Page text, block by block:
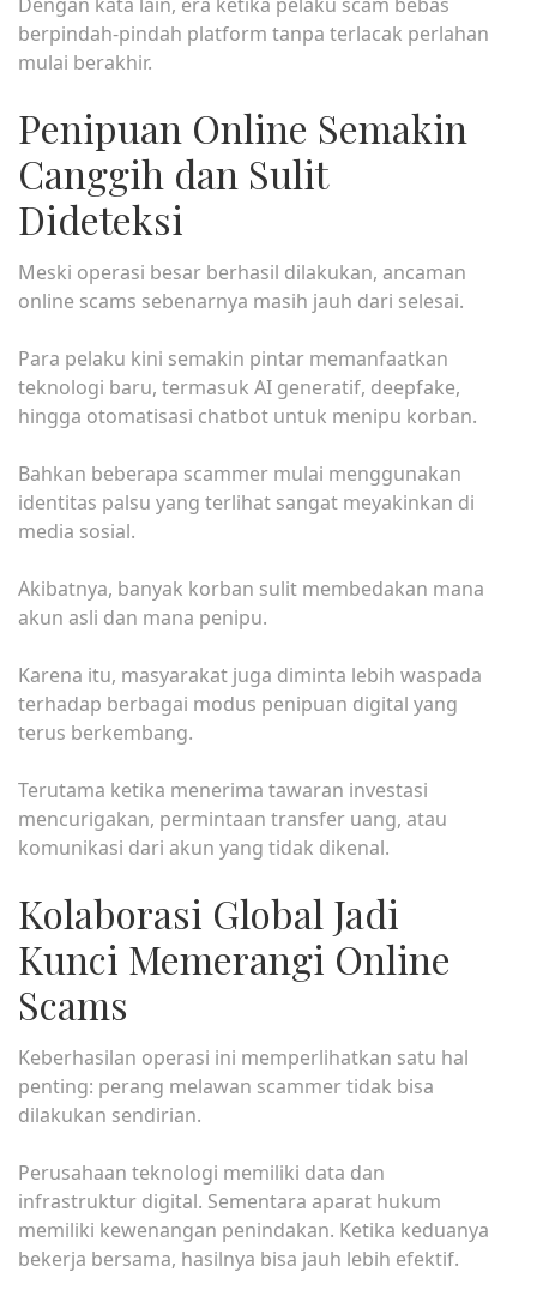
berpindah-pindah platform tanpa terlacak perlahan
mulai berakhir.
Penipuan Online Semakin
Canggih dan Sulit
Dideteksi
Meski operasi besar berhasil dilakukan, ancaman
online scams sebenarnya masih jauh dari selesai.
Para pelaku kini semakin pintar memanfaatkan
teknologi baru, termasuk AI generatif, deepfake,
hingga otomatisasi chatbot untuk menipu korban.
Bahkan beberapa scammer mulai menggunakan
identitas palsu yang terlihat sangat meyakinkan di
media sosial.
Akibatnya, banyak korban sulit membedakan mana
akun asli dan mana penipu.
Karena itu, masyarakat juga diminta lebih waspada
terhadap berbagai modus penipuan digital yang
terus berkembang.
Terutama ketika menerima tawaran investasi
mencurigakan, permintaan transfer uang, atau
komunikasi dari akun yang tidak dikenal.
Kolaborasi Global Jadi
Kunci Memerangi Online
Scams
Keberhasilan operasi ini memperlihatkan satu hal
penting: perang melawan scammer tidak bisa
dilakukan sendirian.
Perusahaan teknologi memiliki data dan
infrastruktur digital. Sementara aparat hukum
memiliki kewenangan penindakan. Ketika keduanya
bekerja bersama, hasilnya bisa jauh lebih efektif.